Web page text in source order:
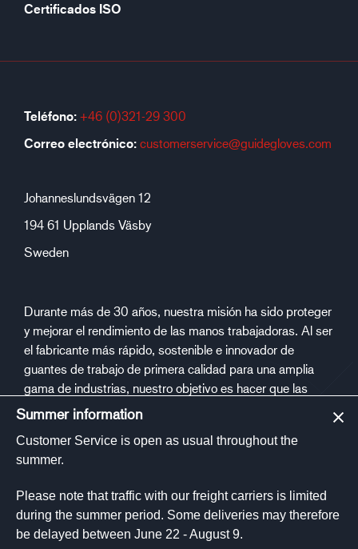
Certificados ISO
Teléfono: +46 (0)321-29 300
Correo electrónico: customerservice@guidegloves.com
Johanneslundsvägen 12
194 61 Upplands Väsby
Sweden
Durante más de 30 años, nuestra misión ha sido proteger
y mejorar el rendimiento de las manos trabajadoras. Al ser
el fabricante más rápido, sostenible e innovador de
guantes de trabajo de primera calidad para una amplia
gama de industrias, nuestro objetivo es hacer que las
personas estén más seguras y saludables en el trabajo.
Medios de comunicación social
Summer information
Customer Service is open as usual throughout the
summer.
Please note that traffic with our freight carriers is limited
during the summer period. Some deliveries may therefore
be delayed between June 22 - August 9.